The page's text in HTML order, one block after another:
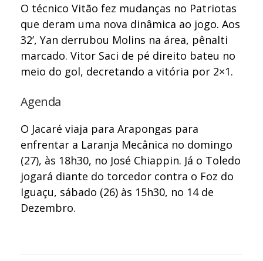
O técnico Vitão fez mudanças no Patriotas
que deram uma nova dinâmica ao jogo. Aos
32’, Yan derrubou Molins na área, pênalti
marcado. Vitor Saci de pé direito bateu no
meio do gol, decretando a vitória por 2×1.
Agenda
O Jacaré viaja para Arapongas para
enfrentar a Laranja Mecânica no domingo
(27), às 18h30, no José Chiappin. Já o Toledo
jogará diante do torcedor contra o Foz do
Iguaçu, sábado (26) às 15h30, no 14 de
Dezembro.